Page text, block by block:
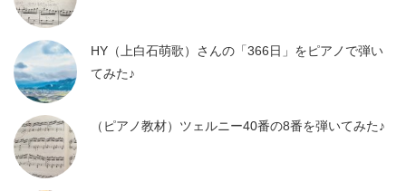
HY（上白石萌歌）さんの「366日」をピアノで弾い
てみた♪
（ピアノ教材）ツェルニー40番の8番を弾いてみた♪